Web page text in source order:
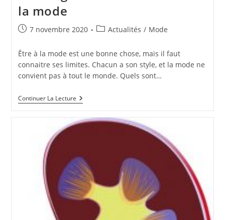
la mode
Publication
7 novembre 2020
PostActualités / Mode
Être à la mode est une bonne chose, mais il faut
connaitre ses limites. Chacun a son style, et la mode ne
convient pas à tout le monde. Quels sont…
Continuer La LectureAvantages
Et
De